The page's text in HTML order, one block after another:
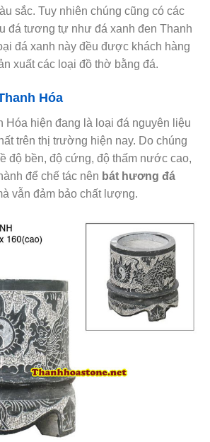
sắc. Tuy nhiên chúng cũng có các
đá tương tự như đá xanh đen Thanh
đá xanh này đều được khách hàng
xuất các loại đồ thờ bằng đá.
Hóa
Hóa hiện đang là loại đá nguyên liệu
trên thị trường hiện nay. Do chúng
độ bền, độ cứng, độ thấm nước cao,
để chế tác nên bát hương đá
vẫn đảm bảo chất lượng.